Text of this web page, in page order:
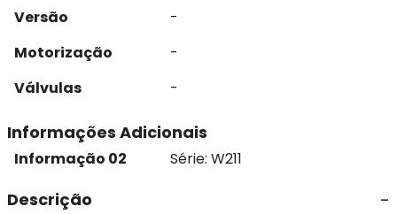
Versão
-
Motorização
-
Válvulas
-
Informações Adicionais
Informação 02 Série: W211
Descrição